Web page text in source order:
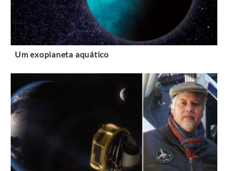
Um exoplaneta aquático